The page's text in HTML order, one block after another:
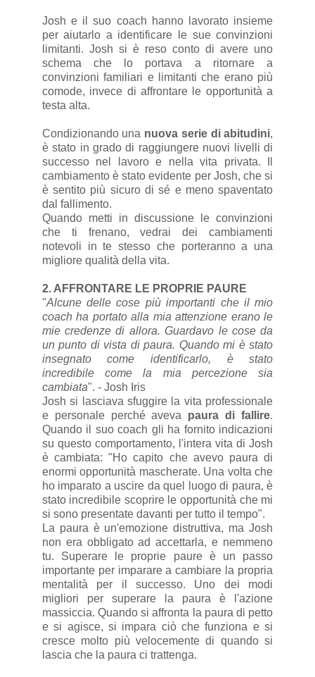
Josh e il suo coach hanno lavorato insieme
per aiutarlo a identificare le sue convinzioni
limitanti. Josh si è reso conto di avere uno
schema che lo portava a ritornare a
convinzioni familiari e limitanti che erano più
comode, invece di affrontare le opportunità a
testa alta.
Condizionando una nuova serie di abitudini,
è stato in grado di raggiungere nuovi livelli di
successo nel lavoro e nella vita privata. Il
cambiamento è stato evidente per Josh, che si
è sentito più sicuro di sé e meno spaventato
dal fallimento.
Quando metti in discussione le convinzioni
che ti frenano, vedrai dei cambiamenti
notevoli in te stesso che porteranno a una
migliore qualità della vita.
2. AFFRONTARE LE PROPRIE PAURE
"Alcune delle cose più importanti che il mio
coach ha portato alla mia attenzione erano le
mie credenze di allora. Guardavo le cose da
un punto di vista di paura. Quando mi è stato
insegnato come identificarlo, è stato
incredibile come la mia percezione sia
cambiata". - Josh Iris
Josh si lasciava sfuggire la vita professionale
e personale perché aveva paura di fallire.
Quando il suo coach gli ha fornito indicazioni
su questo comportamento, l'intera vita di Josh
è cambiata: "Ho capito che avevo paura di
enormi opportunità mascherate. Una volta che
ho imparato a uscire da quel luogo di paura, è
stato incredibile scoprire le opportunità che mi
si sono presentate davanti per tutto il tempo".
La paura è un'emozione distruttiva, ma Josh
non era obbligato ad accettarla, e nemmeno
tu. Superare le proprie paure è un passo
importante per imparare a cambiare la propria
mentalità per il successo. Uno dei modi
migliori per superare la paura è l'azione
massiccia. Quando si affronta la paura di petto
e si agisce, si impara ciò che funziona e si
cresce molto più velocemente di quando si
lascia che la paura ci trattenga.